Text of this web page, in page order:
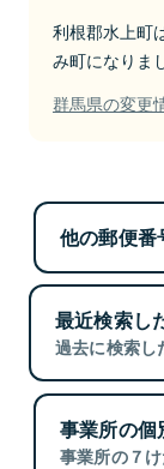
利根郡水上町
み町になりま
群馬県の変更
他の郵便番
最近検索し
過去に検索し
事業所の個
事業所の７